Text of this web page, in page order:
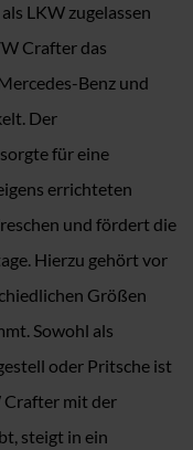
LKW zugelassen
Crafter das
Benz und
Der
für eine
errichteten
und fördert die
Hierzu gehört vor
Größen
Sowohl als
oder Pritsche ist
Crafter mit der
steigt in ein